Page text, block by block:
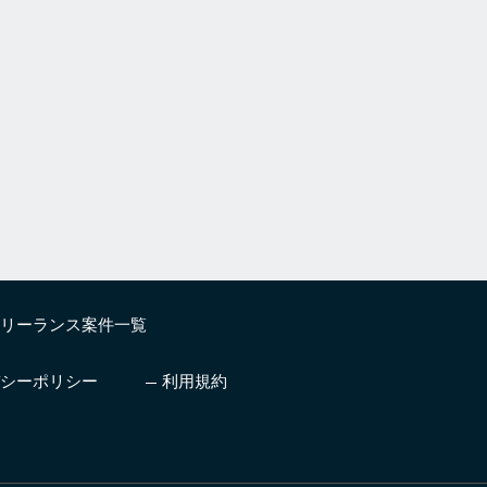
ーランス案件一覧
ーポリシー 利用規約